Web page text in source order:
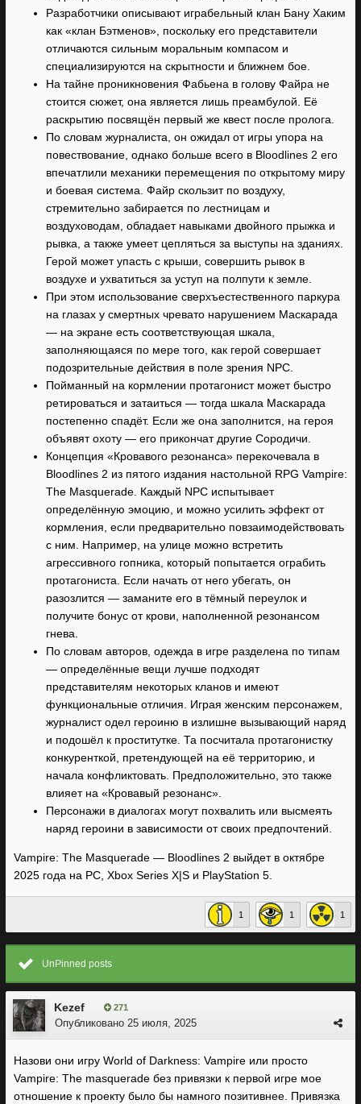
Разработчики описывают играбельный клан Бану Хаким
как «клан Бэтменов», поскольку его представители
отличаются сильным моральным компасом и
специализируются на скрытности и ближнем бое.
На тайне проникновения Фабьена в голову Файра не
стоится сюжет, она является лишь преамбулой. Её
раскрытию посвящён первый же квест после пролога.
По словам журналиста, он ожидал от игры упора на
повествование, однако больше всего в Bloodlines 2 его
впечатлили механики перемещения по открытому миру
и боевая система. Файр скользит по воздуху,
стремительно забирается по лестницам и
воздуховодам, обладает навыками двойного прыжка и
рывка, а также умеет цепляться за выступы на зданиях.
Герой может упасть с крыши, совершить рывок в
воздухе и ухватиться за уступ на полпути к земле.
При этом использование сверхъестественного паркура
на глазах у смертных чревато нарушением Маскарада
— на экране есть соответствующая шкала,
заполняющаяся по мере того, как герой совершает
подозрительные действия в поле зрения NPC.
Пойманный на кормлении протагонист может быстро
ретироваться и затаиться — тогда шкала Маскарада
постепенно спадёт. Если же она заполнится, на героя
объявят охоту — его прикончат другие Сородичи.
Концепция «Кровавого резонанса» перекочевала в
Bloodlines 2 из пятого издания настольной RPG Vampire:
The Masquerade. Каждый NPC испытывает
определённую эмоцию, и можно усилить эффект от
кормления, если предварительно повзаимодействовать
с ним. Например, на улице можно встретить
агрессивного гопника, который попытается ограбить
протагониста. Если начать от него убегать, он
разозлится — заманите его в тёмный переулок и
получите бонус от крови, наполненной резонансом
гнева.
По словам авторов, одежда в игре разделена по типам
— определённые вещи лучше подходят
представителям некоторых кланов и имеют
функциональные отличия. Играя женским персонажем,
журналист одел героиню в излишне вызывающий наряд
и подошёл к проститутке. Та посчитала протагонистку
конкуренткой, претендующей на её территорию, и
начала конфликтовать. Предположительно, это также
влияет на «Кровавый резонанс».
Персонажи в диалогах могут похвалить или высмеять
наряд героини в зависимости от своих предпочтений.
Vampire: The Masquerade — Bloodlines 2 выйдет в октябре
2025 года на PC, Xbox Series X|S и PlayStation 5.
1 1 1
UnPinned posts
Kezef 271
Опубликовано 25 июля, 2025
Назови они игру World of Darkness: Vampire или просто
Vampire: The masquerade без привязки к первой игре мое
отношение к проекту было бы намного позитивнее. Привязка